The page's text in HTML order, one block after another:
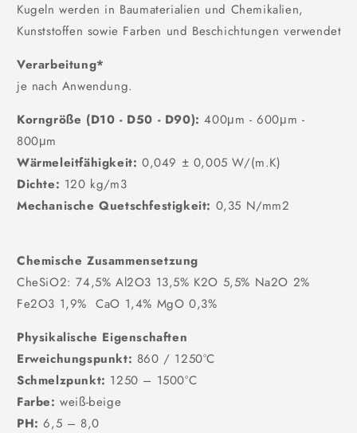
Kugeln werden in Baumaterialien und Chemikalien,
Kunststoffen sowie Farben und Beschichtungen verwendet
Verarbeitung*
je nach Anwendung.
Korngröße (D10 - D50 - D90):400μm - 600μm -
800μm
Wärmeleitfähigkeit: 0,049 ± 0,005 W/(m.K)
Dichte: 120 kg/m3
Mechanische Quetschfestigkeit: 0,35 N/mm2
Chemische Zusammensetzung
CheSiO2: 74,5% Al2O3 13,5% K2O 5,5% Na2O 2%
Fe2O3 1,9% CaO 1,4% MgO 0,3%
Physikalische Eigenschaften
Erweichungspunkt: 860 / 1250°C
Schmelzpunkt: 1250 – 1500°C
Farbe:weiß-beige
PH: 6,5 – 8,0